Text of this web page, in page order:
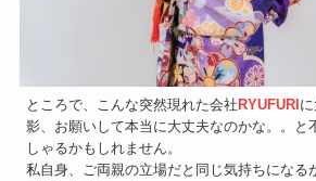
ところで、こんな突然現れた会社 RYUFURI
影、お願いして本当に大丈夫なのかな。。と
しゃるかもしれません。
私自身、ご両親の立場だと同じ気持ちになる